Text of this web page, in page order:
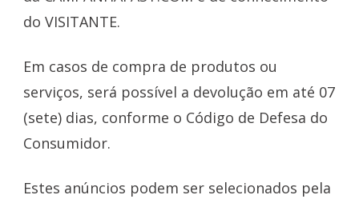
do VISITANTE.
Em casos de compra de produtos ou
serviços, será possível a devolução em até 07
(sete) dias, conforme o Código de Defesa do
Consumidor.
Estes anúncios podem ser selecionados pela